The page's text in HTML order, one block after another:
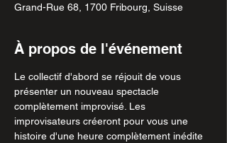
Grand-Rue 68, 1700 Fribourg, Suisse
À propos de l'événement
Le collectif d'abord se réjouit de vous
présenter un nouveau spectacle
complètement improvisé. Les
improvisateurs créeront pour vous une
histoire d'une heure complètement inédite